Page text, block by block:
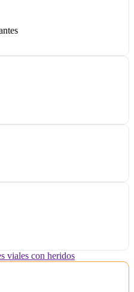
viales con heridos